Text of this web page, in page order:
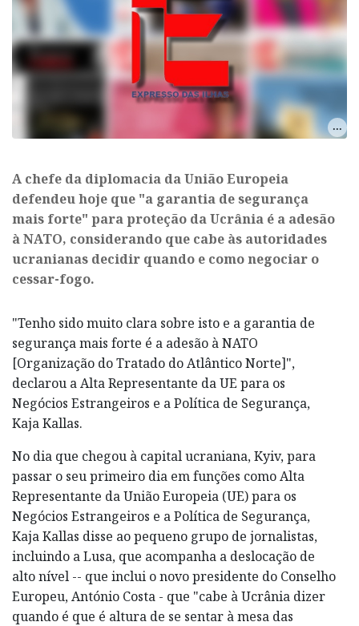
A chefe da diplomacia da União Europeia
defendeu hoje que "a garantia de segurança
mais forte" para proteção da Ucrânia é a adesão
à NATO, considerando que cabe às autoridades
ucranianas decidir quando e como negociar o
cessar-fogo.
"Tenho sido muito clara sobre isto e a garantia de
segurança mais forte é a adesão à NATO
[Organização do Tratado do Atlântico Norte]",
declarou a Alta Representante da UE para os
Negócios Estrangeiros e a Política de Segurança,
Kaja Kallas.
No dia que chegou à capital ucraniana, Kyiv, para
passar o seu primeiro dia em funções como Alta
Representante da União Europeia (UE) para os
Negócios Estrangeiros e a Política de Segurança,
Kaja Kallas disse ao pequeno grupo de jornalistas,
incluindo a Lusa, que acompanha a deslocação de
alto nível -- que inclui o novo presidente do Conselho
Europeu, António Costa - que "cabe à Ucrânia dizer
quando é que é altura de se sentar à mesa das